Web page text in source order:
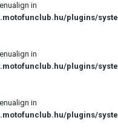
in
plugins/
in
plugins/
in
plugins/